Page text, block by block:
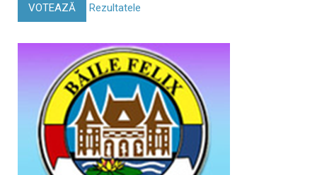
VOTEAZĂ Rezultatele